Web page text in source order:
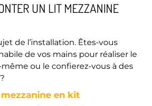
UN LIT MEZZANINE
de l’installation. Êtes-vous
de vos mains pour réaliser le
ou le confierez-vous à des
en kit